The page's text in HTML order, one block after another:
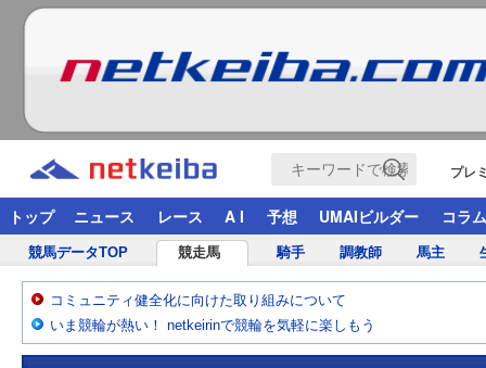
プレ
トップ ニュース レース A I 予想 UMAIビルダー コラム
競馬データTOP 競走馬 騎手 調教師 馬主
コミュニティ健全化に向けた取り組みについて
いま競輪が熱い！ netkeirinで競輪を気軽に楽しもう